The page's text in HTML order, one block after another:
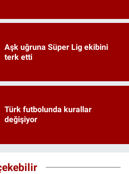
Aşk uğruna Süper Lig ekibini
terk etti
Türk futbolunda kurallar
değişiyor